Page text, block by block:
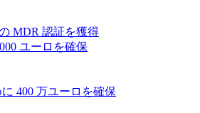
MDR 認証を獲得
ユーロを確保
400 万ユーロを確保